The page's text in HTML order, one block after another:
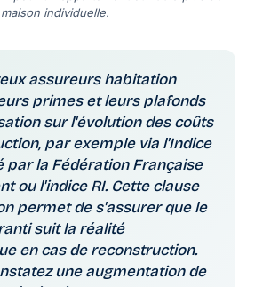
individuelle.
assureurs habitation
primes et leurs plafonds
sur l'évolution des coûts
par exemple via l'Indice
par la Fédération Française
ou l'indice RI. Cette clause
permet de s'assurer que le
suit la réalité
en cas de reconstruction.
une augmentation de